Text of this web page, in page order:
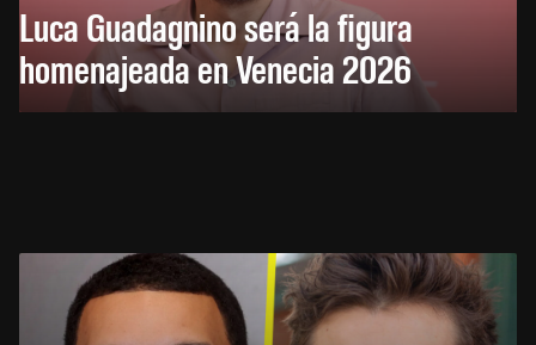
Luca Guadagnino será la figura
homenajeada en Venecia 2026